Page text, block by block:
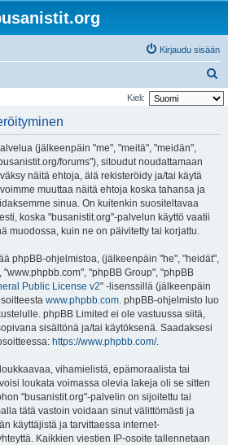
Kirjaudu sisään
t
Kieli:
(jälkeenpäin "me", "meitä", "meidän",
forums"), sitoudut noudattamaan
näitä ehtoja, älä rekisteröidy ja/tai käytä
muuttaa näitä ehtoja koska tahansa ja
sinua. On kuitenkin suositeltavaa
koska "busanistit.org"-palvelun käyttö vaatii
muodossa, kuin ne on päivitetty tai korjattu.
phpBB-ohjelmistoa, (jälkeenpäin "he", "heidät",
"phpBB Group", "phpBB
Public License v2" -lisenssillä (jälkeenpäin
www.phpbb.com. phpBB-ohjelmisto luo
phpBB Limited ei ole vastuussa siitä,
sisältönä ja/tai käytöksenä. Saadaksesi
https://www.phpbb.com/.
vihamielistä, epämoraalista tai
loukata voimassa olevia lakeja oli se sitten
"busanistit.org"-palvelin on sijoitettu tai
tätä vastoin voidaan sinut välittömästi ja
käyttäjistä ja tarvittaessa internet-
Kaikkien viestien IP-osoite tallennetaan